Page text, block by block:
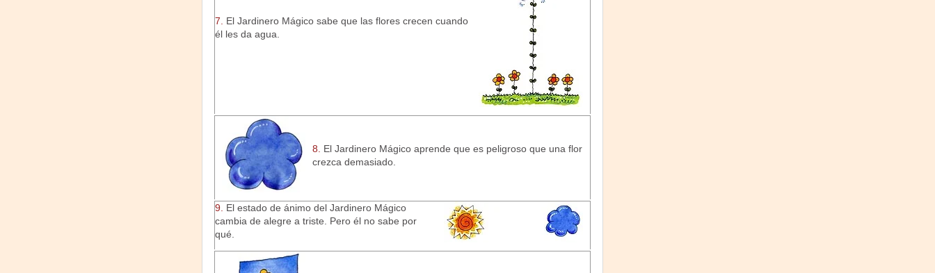
7.
El Jardinero Mágico sabe que las flores crecen cuando
él les da agua.
8.
El Jardinero Mágico aprende que es peligroso que una flor
crezca demasiado.
9. El estado de ánimo del Jardinero Mágico
cambia de alegre a triste. Pero él no sabe por
qué.